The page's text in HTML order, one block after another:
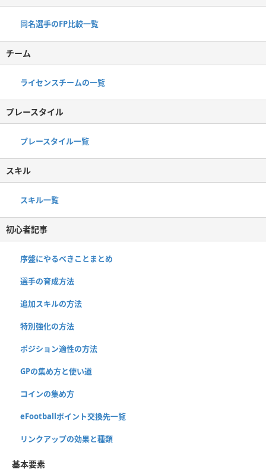
同名選手のFP比較一覧
チーム
ライセンスチームの一覧
プレースタイル
プレースタイル一覧
スキル
スキル一覧
初心者記事
序盤にやるべきことまとめ
選手の育成方法
追加スキルの方法
特別強化の方法
ポジション適性の方法
GPの集め方と使い道
コインの集め方
eFootballポイント交換先一覧
リンクアップの効果と種類
基本要素